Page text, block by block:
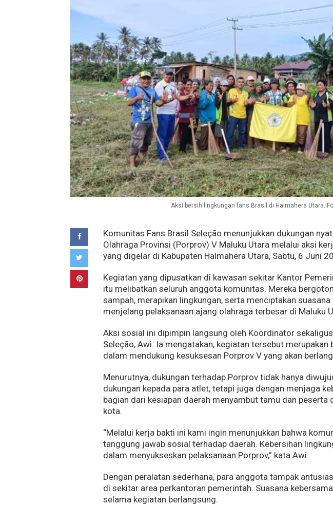
Aksi bersih lingkungan fans Brasil di Halmahera Utara.
Komunitas Fans Brasil Seleção menunjukkan dukungan
Olahraga Provinsi (Porprov) V Maluku Utara melalui aksi
yang digelar di Kabupaten Halmahera Utara, Sabtu, 6 Juni
Kegiatan yang dipusatkan di kawasan sekitar Kantor
itu melibatkan seluruh anggota komunitas. Mereka
sampah, merapikan lingkungan, serta menciptakan
menjelang pelaksanaan ajang olahraga terbesar di Maluku
Aksi sosial ini dipimpin langsung oleh Koordinator
Seleção, Awi. Ia mengatakan, kegiatan tersebut
dalam mendukung kesuksesan Porprov V yang akan
Menurutnya, dukungan terhadap Porprov tidak hanya
dukungan kepada para atlet, tetapi juga dengan menjaga
bagian dari kesiapan daerah menyambut tamu dan peserta
kota.
“Melalui kerja bakti ini kami ingin menunjukkan bahwa
tanggung jawab sosial terhadap daerah. Kebersihan
dalam menyukseskan pelaksanaan Porprov,” kata Awi.
Dengan peralatan sederhana, para anggota tampak
di sekitar area perkantoran pemerintah. Suasana
selama kegiatan berlangsung.